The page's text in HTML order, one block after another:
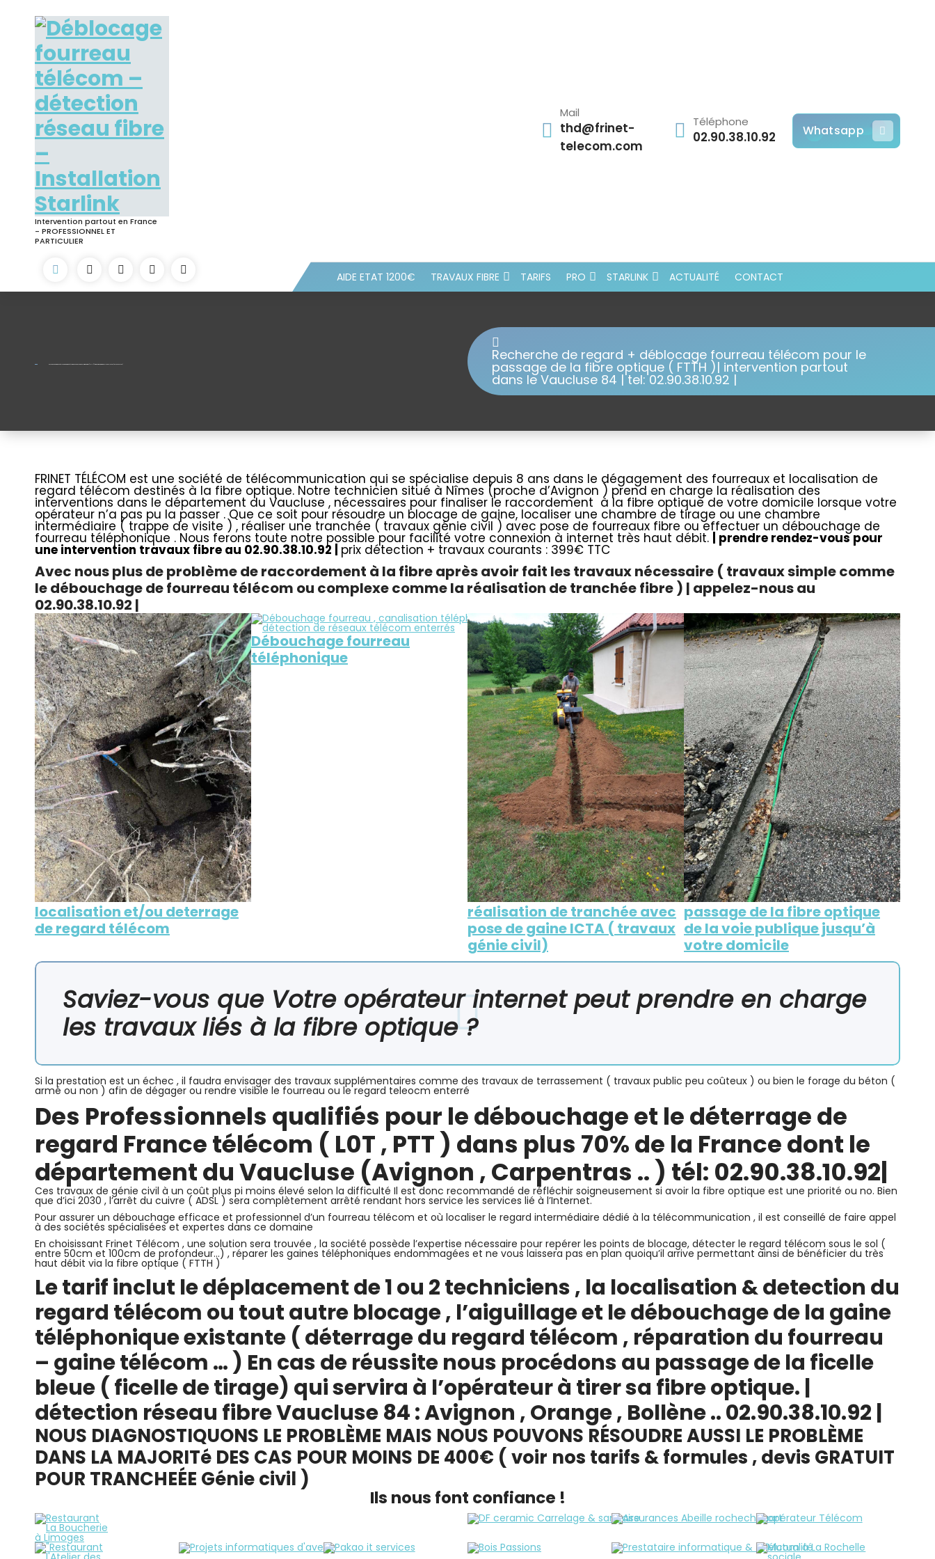
content
Intervention partout en France
- PROFESSIONNEL ET
PARTICULIER
Mail
thd@frinet-
telecom.com
Téléphone
02.90.38.10.92 Whatsapp
AIDE ETAT 1200€ TRAVAUX FIBRE TARIFS PRO STARLINK ACTUALITÉ CONTACT
Recherche de regard + déblocage fourreau télécom pour le
passage de la fibre optique ( FTTH )| intervention partout
dans le Vaucluse 84 | tel: 02.90.38.10.92 |
FRINET TÉLÉCOM est une société de télécommunication qui se spécialise depuis 8 ans dans le dégagement des fourreaux et localisation de
regard télécom destinés à la fibre optique. Notre technicien situé à Nîmes (proche d’Avignon ) prend en charge la réalisation des
interventions dans le département du Vaucluse , nécessaires pour finaliser le raccordement à la fibre optique de votre domicile lorsque votre
opérateur n’a pas pu la passer . Que ce soit pour résoudre un blocage de gaine, localiser une chambre de tirage ou une chambre
intermédiaire ( trappe de visite ) , réaliser une tranchée ( travaux génie civil ) avec pose de fourreaux fibre ou effectuer un débouchage de
fourreau téléphonique . Nous ferons toute notre possible pour facilité votre connexion à internet très haut débit. | prendre rendez-vous pour
une intervention travaux fibre au 02.90.38.10.92 prix détection + travaux courants : 399€ TTC
Avec nous plus de problème de raccordement à la fibre après avoir fait les travaux nécessaire ( travaux simple comme
le débouchage de fourreau télécom ou complexe comme la réalisation de tranchée fibre ) | appelez-nous au
02.90.38.10.92 |
localisation et/ou deterrage
de regard télécom
Débouchage fourreau
téléphonique
réalisation de tranchée avec
pose de gaine ICTA ( travaux
génie civil)
passage de la fibre optique
de la voie publique jusqu’à
votre domicile
Saviez-vous que Votre opérateur internet peut prendre en charge
les travaux liés à la fibre optique ?
Si la prestation est un échec , il faudra envisager des travaux supplémentaires comme des travaux de terrassement ( travaux public peu coûteux ) ou bien le forage du béton (
armé ou non ) afin de dégager ou rendre visible le fourreau ou le regard teleocm enterré
Des Professionnels qualifiés pour le débouchage et le déterrage de
regard France télécom ( L0T , PTT ) dans plus 70% de la France dont le
département du Vaucluse (Avignon ,Carpentras .. ) tél: 02.90.38.10.92|
Ces travaux de génie civil à un coût plus pi moins élevé selon la difficulté Il est donc recommandé de réfléchir soigneusement si avoir la fibre optique est une priorité ou no. Bien
que d’ici 2030 , l’arrêt du cuivre ( ADSL ) sera complètement arrêté rendant hors service les services lié à l’Internet.
Pour assurer un débouchage efficace et professionnel d’un fourreau télécom et où localiser le regard intermédiaire dédié à la télécommunication , il est conseillé de faire appel
à des sociétés spécialisées et expertes dans ce domaine
En choisissant Frinet Télécom , une solution sera trouvée , la société possède l’expertise nécessaire pour repérer les points de blocage, détecter le regard télécom sous le sol (
entre 50cm et 100cm de profondeur…) , réparer les gaines téléphoniques endommagées et ne vous laissera pas en plan quoiqu’il arrive permettant ainsi de bénéficier du très
haut débit via la fibre optique ( FTTH )
Le tarif inclut le déplacement de 1 ou 2 techniciens , la localisation & detection du
regard télécom ou tout autre blocage , l’aiguillage et le débouchage de la gaine
téléphonique existante ( déterrage du regard télécom , réparation du fourreau
– gaine télécom … ) En cas de réussite nous procédons au passage de la ficelle
bleue ( ficelle de tirage) qui servira à l’opérateur à tirer sa fibre optique. |
détection réseau fibre Vaucluse 84 : Avignon , Orange , Bollène ..02.90.38.10.92 |
NOUS DIAGNOSTIQUONS LE PROBLÈME MAIS NOUS POUVONS RÉSOUDRE AUSSI LE PROBLÈME
DANS LA MAJORITé DES CAS POUR MOINS DE 400€ ( voir nos tarifs & formules , devis GRATUIT
POUR TRANCHEÉE Génie civil )
Ils nous font confiance !